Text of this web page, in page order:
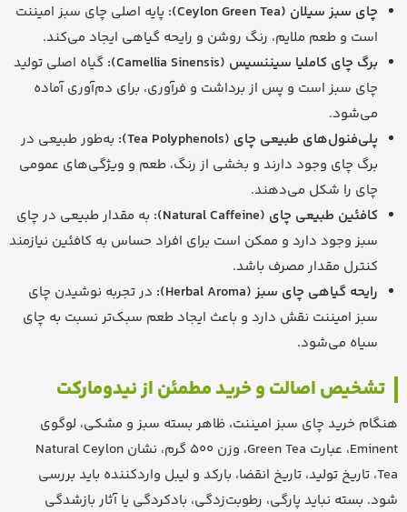
چای سبز سیلان (Ceylon Green Tea):
پایه اصلی چای سبز امیننت
است و طعم ملایم، رنگ روشن و رایحه گیاهی ایجاد می‌کند.
برگ چای کاملیا سیننسیس (Camellia Sinensis):
گیاه اصلی تولید
چای سبز است و پس از برداشت و فرآوری، برای دم‌آوری آماده
می‌شود.
پلی‌فنول‌های طبیعی چای (Tea Polyphenols):
به‌طور طبیعی در
برگ چای وجود دارند و بخشی از رنگ، طعم و ویژگی‌های عمومی
چای را شکل می‌دهند.
کافئین طبیعی چای (Natural Caffeine):
به مقدار طبیعی در چای
سبز وجود دارد و ممکن است برای افراد حساس به کافئین نیازمند
کنترل مقدار مصرف باشد.
رایحه گیاهی چای سبز (Herbal Aroma):
در تجربه نوشیدن چای
سبز امیننت نقش دارد و باعث ایجاد طعم سبک‌تر نسبت به چای
سیاه می‌شود.
تشخیص اصالت و خرید مطمئن از نیدومارکت
هنگام خرید چای سبز امیننت، ظاهر بسته سبز و مشکی، لوگوی
Eminent، عبارت Green Tea، وزن 500 گرم، نشان Natural Ceylon
Tea، تاریخ تولید، تاریخ انقضا، بارکد و لیبل واردکننده باید بررسی
شود. بسته نباید پارگی، رطوبت‌زدگی، بادکردگی یا آثار بازشدگی